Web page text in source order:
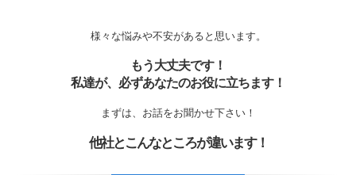
様々な悩みや不安があると思います。
もう大丈夫です！
私達が、必ずあなたのお役に立ちます！
まずは、お話をお聞かせ下さい！
他社とこんなところが違います！